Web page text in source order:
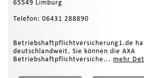
65549 Limburg
Telefon: 06431 288890
Betriebshaftpflichtversicherung1.de
deutschlandweit. Sie können die AXA
Betriebshaftpflichtversiche... mehr